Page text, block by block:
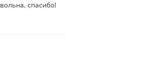
спасибо!